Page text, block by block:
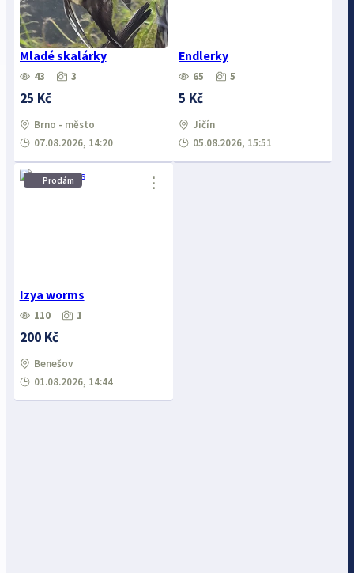
Mladé skalárky
43 3
25 Kč
Brno - město
07.08.2026, 14:20
Endlerky
65 5
5 Kč
Jičín
05.08.2026, 15:51
Prodám
Izya worms
⋮
110 1
200 Kč
Benešov
01.08.2026, 14:44